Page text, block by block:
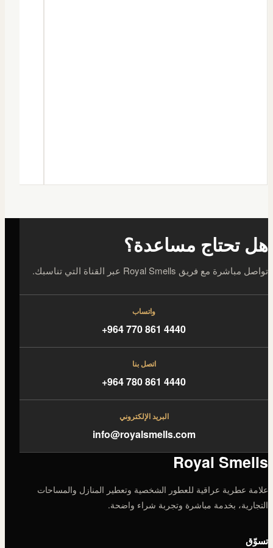
هل تحتاج مساعدة؟
تواصل مباشرة مع فريق Royal Smells عبر القناة التي تناسبك.
واتساب
+964 770 861 4440
اتصل بنا
+964 780 861 4440
البريد الإلكتروني
info@royalsmells.com
Royal Smells
علامة عطرية عراقية للعطور الشخصية وتعطير المنازل والمساحات
التجارية، بخدمة مباشرة وتجربة شراء واضحة.
تسوّق